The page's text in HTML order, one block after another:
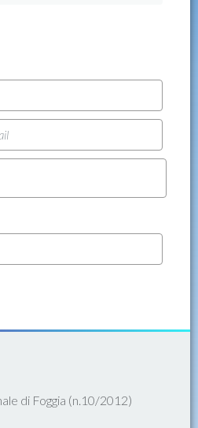
di Foggia (n.10/2012)